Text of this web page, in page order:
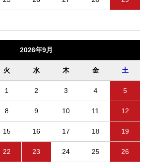
2026年9月
火 水 木 金 土
1 2 3 4 5
8 9 10 11 12
15 16 17 18 19
22 23 24 25 26